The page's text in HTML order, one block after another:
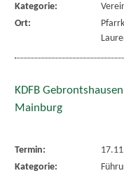
Kategorie:
Ort:
KDFB
Mainburg
Termin:
Kategorie: